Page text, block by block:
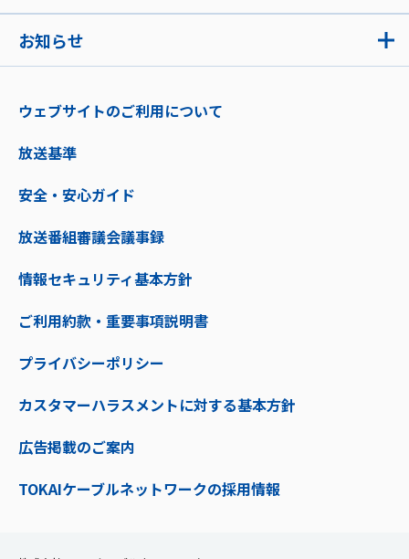
お知らせ
ウェブサイトのご利用について
放送基準
安全・安心ガイド
放送番組審議会議事録
情報セキュリティ基本方針
ご利用約款・重要事項説明書
プライバシーポリシー
カスタマーハラスメントに対する基本方針
広告掲載のご案内
TOKAIケーブルネットワークの採用情報